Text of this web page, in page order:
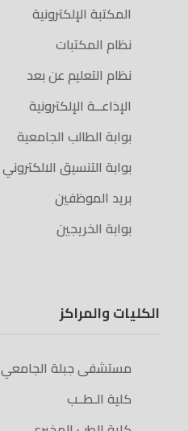
المكتبة الإلكترونية
نظام المكتبات
نظام التعليم عن بعد
الإذاعــة الإلكترونية
بوابة الطالب الجامعية
بوابة التنسيق الالكتروني
بريد الموظفين
بوابة الخريجين
الكليات والمراكز
مستشفى جبلة الجامعي
كلية الـطــب